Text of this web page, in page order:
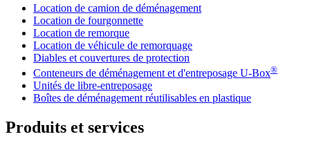
Location de camion de déménagement
Location de fourgonnette
Location de remorque
Location de véhicule de remorquage
Diables et couvertures de protection
Conteneurs de déménagement et d'entreposage U-Box®
Unités de libre-entreposage
Boîtes de déménagement réutilisables en plastique
Produits et services